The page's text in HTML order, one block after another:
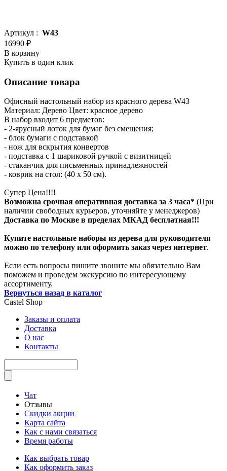
Артикул : W43
16990 ₽
В корзину
Купить в один клик
Описание товара
Офисный настольный набор из красного дерева W43
Материал: Дерево Цвет: красное дерево
В набор входит 6 предметов:
- 2-ярусный лоток для бумаг без смещения;
- блок бумаги с подставкой
- нож для вскрытия конвертов
- подставка с 1 шариковой ручкой с визитницей
- стаканчик для письменных принадлежностей
- коврик на стол: (40 x 50 см).
Супер Цена!!!!
Возможна срочная оперативная доставка за 3 часа* (При
наличии свободных курьеров, уточняйте у менеджеров)
Доставка по Москве в пределах МКАД бесплатная!!!
Купите настольные наборы из дерева для руководителя
можно по телефону или оформить заказ через интернет.
Если есть вопросы пишите звоните мы обязательно Вам
поможем и проведем экскурсию по интересующему
ассортименту.
Вернуться назад в каталог
Castel Shop
Заказы и оплата
Доставка
О нас
Контакты
Чат
Отзывы
Скидки акции
Карта сайта
Как с нами связаться
Время работы
Как выбрать товар
Как оформить заказ